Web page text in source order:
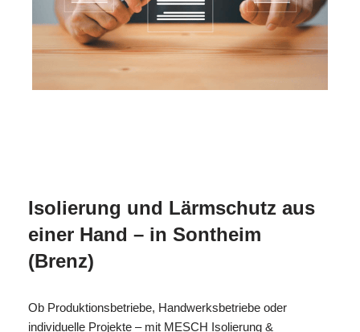
Isolierung und Lärmschutz aus
einer Hand – in Sontheim
(Brenz)
Ob Produktionsbetriebe, Handwerksbetriebe oder
individuelle Projekte – mit MESCH Isolierung &